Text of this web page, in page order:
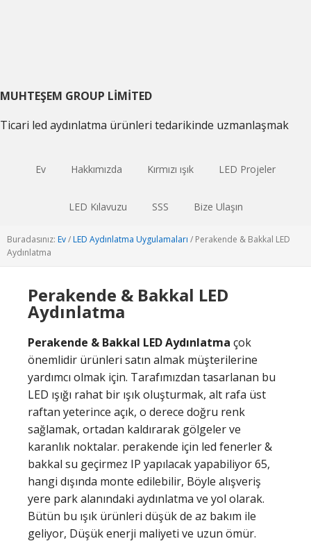
MUHTEŞEM GROUP LIMITED
Ticari led aydınlatma ürünleri tedarikinde uzmanlaşmak
Ev Hakkımızda Kırmızı ışık LED Projeler
LED Kılavuzu SSS Bize Ulaşın
Buradasınız: Ev/ LED Aydınlatma Uygulamaları / Perakende & Bakkal LED
Aydınlatma
Perakende & Bakkal LED
Aydınlatma
Perakende & Bakkal LED Aydınlatma çok
önemlidir ürünleri satın almak müşterilerine
yardımcı olmak için. Tarafımızdan tasarlanan bu
LED ışığı rahat bir ışık oluşturmak, alt rafa üst
raftan yeterince açık, o derece doğru renk
sağlamak, ortadan kaldırarak gölgeler ve
karanlık noktalar. perakende için led fenerler &
bakkal su geçirmez IP yapılacak yapabiliyor 65,
hangi dışında monte edilebilir, Böyle alışveriş
yere park alanındaki aydınlatma ve yol olarak.
Bütün bu ışık ürünleri düşük de az bakım ile
geliyor, Düşük enerji maliyeti ve uzun ömür.